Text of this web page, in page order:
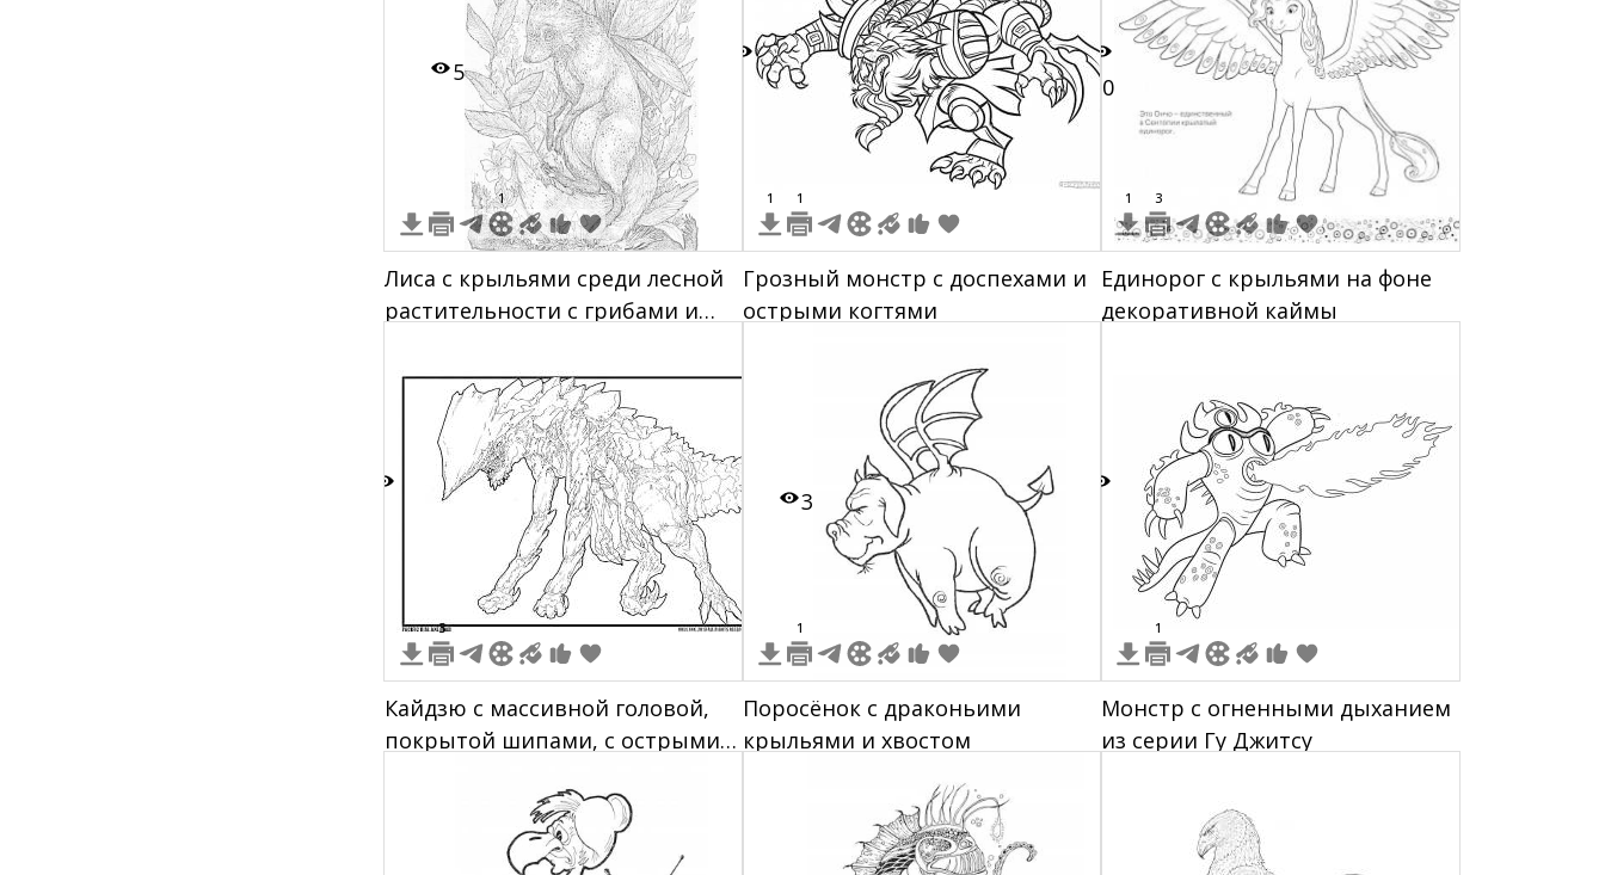
5
1
Лиса с крыльями среди лесной
растительности с грибами и
1 1
Грозный монстр с доспехами и
острыми когтями
10
1 3
Единорог с крыльями на фоне
декоративной каймы
3
Кайдзю с массивной головой,
покрытой шипами, с острыми
3
1
Поросёнок с драконьими
крыльями и хвостом
1
Монстр с огненными дыханием
из серии Гу Джитсу